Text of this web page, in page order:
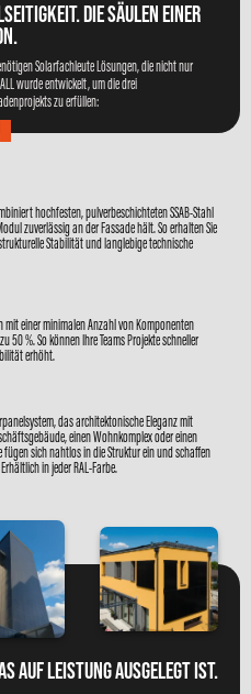
DIE SÄULEN EINER
Solarfachleute Lösungen, die nicht nur
wurde entwickelt, um die drei
zu erfüllen:
hochfesten, pulverbeschichteten SSAB-Stahl
zuverlässig an der Fassade hält. So erhalten Sie
Stabilität und langlebige technische
mit einer minimalen Anzahl von Komponenten
%. So können Ihre Teams Projekte schneller
erhöht.
das architektonische Eleganz mit
einen Wohnkomplex oder einen
sich nahtlos in die Struktur ein und schaffen
in jeder RAL-Farbe.
AUF LEISTUNG AUSGELEGT IST.